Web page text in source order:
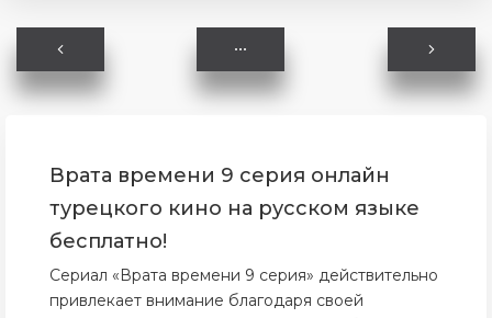
Врата времени 9 серия онлайн
турецкого кино на русском языке
бесплатно!
Сериал «Врата времени 9 серия» действительно
привлекает внимание благодаря своей